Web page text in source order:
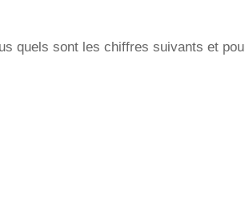
quels sont les chiffres suivants et